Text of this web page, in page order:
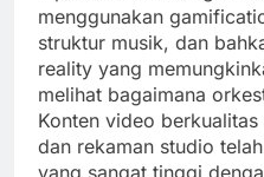
menggunakan
struktur musik, dan
reality yang
melihat bagaimana
Konten video
dan rekaman studio